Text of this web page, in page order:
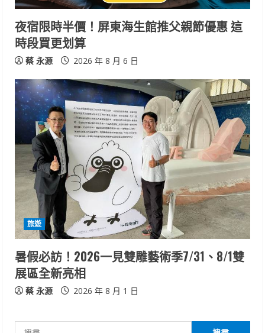
夜宿限時半價！屏東海生館推父親節優惠 這
時段買更划算
蔡 永源 2026 年 8 月 6 日
旅遊
暑假必訪！2026一見雙雕藝術季7/31、8/1雙
展區全新亮相
蔡 永源 2026 年 8 月 1 日